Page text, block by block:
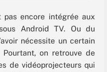
pas encore intégrée aux
Android TV. Ou du
nécessite un certain
on retrouve de
de vidéoprojecteurs qui